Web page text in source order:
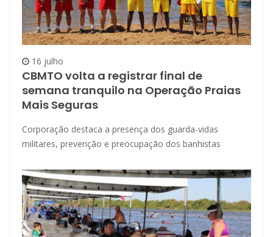
16 julho
CBMTO volta a registrar final de
semana tranquilo na Operação Praias
Mais Seguras
Corporação destaca a presença dos guarda-vidas
militares, prevenção e preocupação dos banhistas